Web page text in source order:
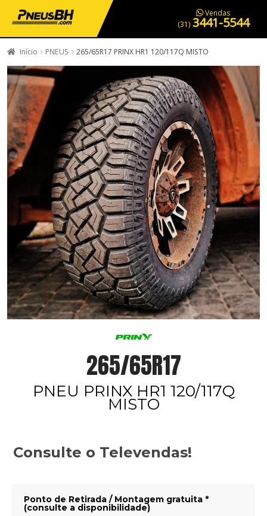
PNEUS EM OFERTA SERVIÇOS AUTOMOTIVOS NOSSA LOJA
Vendas
(31) 3441-5544
Início PNEUS 265/65R17 PRINX HR1 120/117Q MISTO
265/65R17
PNEU PRINX HR1 120/117Q
MISTO
Consulte o Televendas!
Ponto de Retirada / Montagem gratuita *
(consulte a disponibilidade)